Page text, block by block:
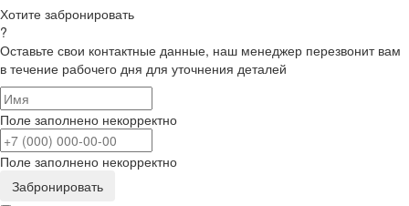
Хотите забронировать
?
Оставьте свои контактные данные, наш менеджер перезвонит вам
в течение рабочего дня для уточнения деталей
Поле заполнено некорректно
Поле заполнено некорректно
Забронировать